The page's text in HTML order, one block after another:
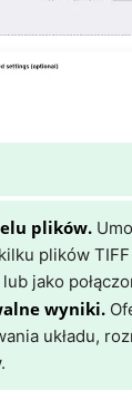
plików.
plików
jako
wyniki.
układu,